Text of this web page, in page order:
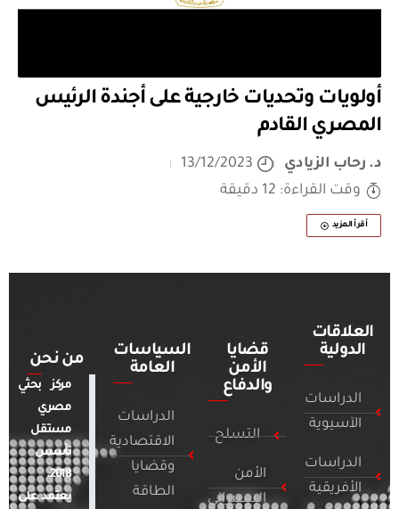
أولويات وتحديات خارجية على أجندة الرئيس
المصري القادم
د. رحاب الزيادي
13/12/2023
وقت القراءة: 12 دقيقة
أقرأ المزيد
العلاقات
الدولية
الدراسات
الآسيوية
الدراسات
الأفريقية
قضايا
الأمن
والدفاع
التسلح
الأمن
السيبراني
السياسات
العامة
الدراسات
الاقتصادية
وقضايا
الطاقة
من نحن
مركز بحثي
مصري
مستقل
تأسس
2018.
يعتمد على